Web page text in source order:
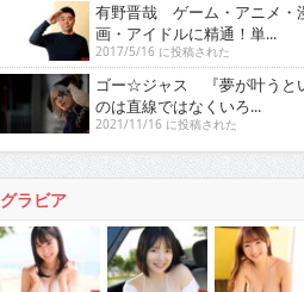
有野晋哉 ゲーム・アニメ・
画・アイドルに精通！単...
2017/5/16 に投稿された
ゴー☆ジャス 『夢が叶うと
のは直線ではなくいろ...
2021/11/16 に投稿された
グラビア